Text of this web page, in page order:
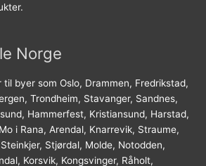
Norge
byer som Oslo, Drammen, Fredrikstad,
Trondheim, Stavanger, Sandnes,
Hammerfest, Kristiansund, Harstad,
i Rana, Arendal, Knarrevik, Straume,
Stjørdal, Molde, Notodden,
Korsvik, Kongsvinger, Råholt,